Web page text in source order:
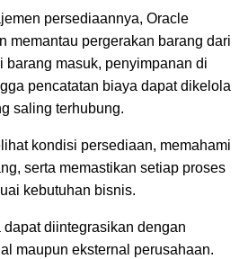
persediaannya, Oracle
memantau pergerakan barang dari
barang masuk, penyimpanan di
pencatatan biaya dapat dikelola
saling terhubung.
kondisi persediaan, memahami
serta memastikan setiap proses
kebutuhan bisnis.
diintegrasikan dengan
maupun eksternal perusahaan.